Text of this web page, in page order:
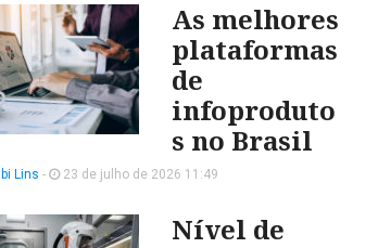
As melhores
plataformas
de
infoproduto
s no Brasil
Lins - 23 de julho de 2026 11:49
Nível de